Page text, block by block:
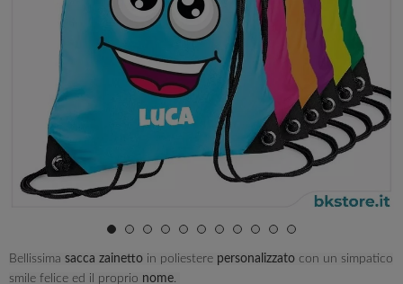
Bellissima sacca zainetto in poliestere personalizzato con un simpatico
smile felice ed il proprio nome